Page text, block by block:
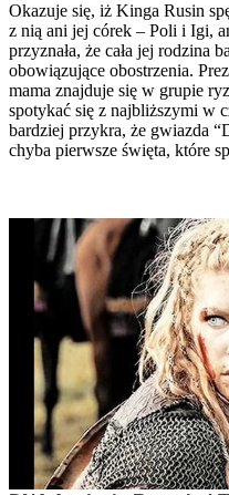
Okazuje się, iż Kinga Rusin
z nią ani jej córek – Poli i Igi,
przyznała, że cała jej rodzina
obowiązujące obostrzenia.
mama znajduje się w grupie
spotykać się z najbliższymi w
bardziej przykra, że gwiazda
chyba pierwsze święta, które